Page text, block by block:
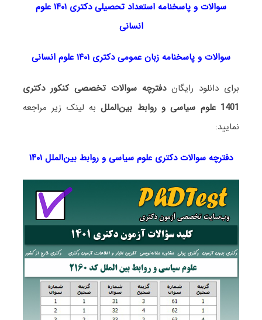
سوالات و پاسخنامه استعداد تحصیلی دکتری
۱۴۰۱ علوم
انسانی
سوالات و پاسخنامه زبان عمومی دکتری ۱۴۰۱ علوم انسانی
برای دانلود رایگاندفترچه سوالات تخصصی کنکور دکتری
1401 علوم سیاسی و روابط بین‌الملل
به لینک زیر مراجعه
نمایید:
دفترچه سوالات دکتری علوم سیاسی و روابط بین‌الملل ۱۴۰۱